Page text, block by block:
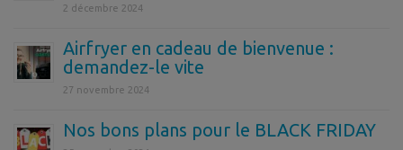
2 décembre 2024
Airfryer en cadeau de bienvenue :
demandez-le vite
27 novembre 2024
Nos bons plans pour le BLACK FRIDAY